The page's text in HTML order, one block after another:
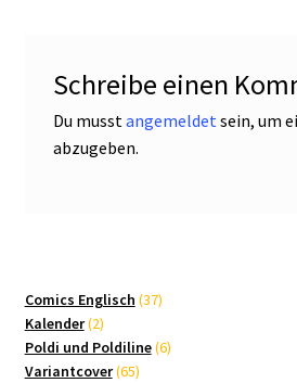
Schreibe einen
Du musst angemeldet sein, um
abzugeben.
Comics Englisch 3737
Kalender 22
Produkte
Poldi und Poldiline 66
Variantcover 6565